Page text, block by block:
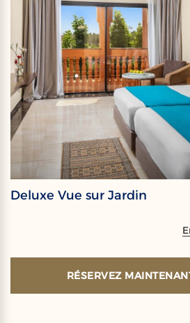
Deluxe Vue sur Jardin
RÉSERVEZ